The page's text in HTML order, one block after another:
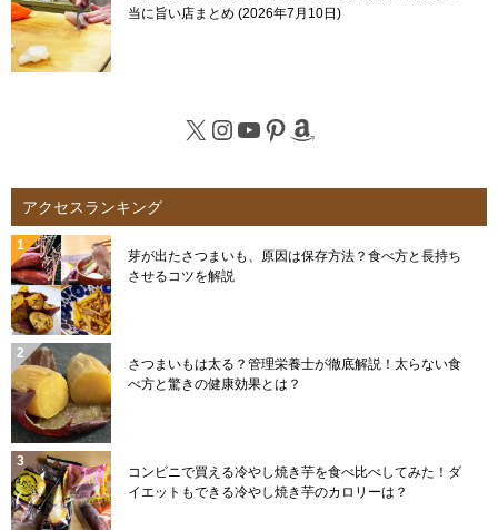
当に旨い店まとめ 2026年7月10日
X Instagram
YouTube
Pinterest
Amazon
アクセスランキング
芽が出たさつまいも、原因は保存方法？食べ方と長持ち
させるコツを解説
さつまいもは太る？管理栄養士が徹底解説！太らない食
べ方と驚きの健康効果とは？
コンビニで買える冷やし焼き芋を食べ比べしてみた！ダ
イエットもできる冷やし焼き芋のカロリーは？